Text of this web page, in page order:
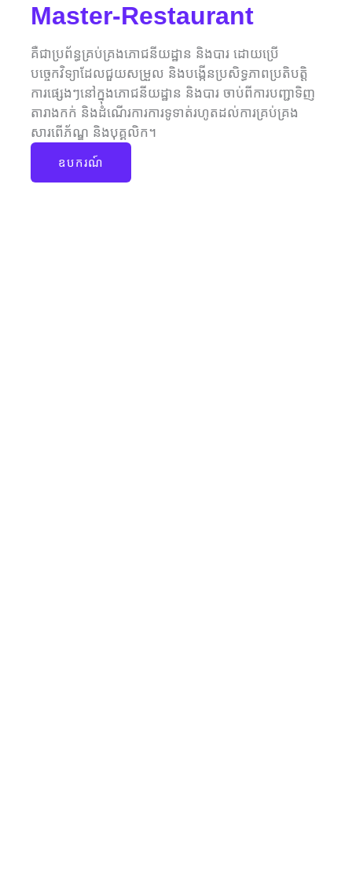
Master-Restaurant
គឺជាប្រព័ន្ធគ្រប់គ្រងភោជនីយដ្ឋាន និងបារ ដោយប្រើ
បច្ចេកវិទ្យាដែលជួយសម្រួល និងបង្កើនប្រសិទ្ធភាពប្រតិបត្តិ
ការផ្សេងៗនៅក្នុងភោជនីយដ្ឋាន និងបារ ចាប់ពីការបញ្ជាទិញ
តារាងកក់ និងដំណើរការការទូទាត់រហូតដល់ការគ្រប់គ្រង
សារពើភ័ណ្ឌ និងបុគ្គលិក។
ឧបករណ៍